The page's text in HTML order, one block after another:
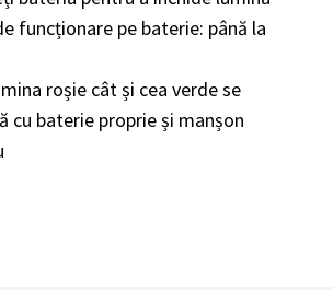
funcționare pe baterie: până la
roșie cât și cea verde se
cu baterie proprie și manșon